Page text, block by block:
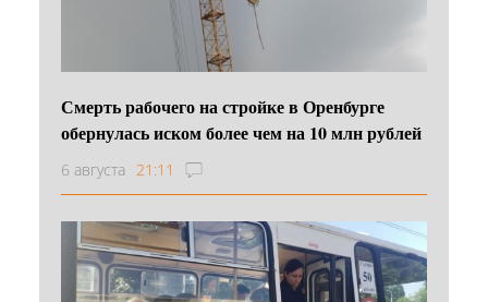
Смерть рабочего на стройке в Оренбурге
обернулась иском более чем на 10 млн рублей
6 августа 21:11